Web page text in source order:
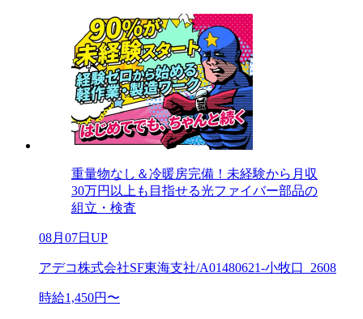
重量物なし＆冷暖房完備！未経験から月収
30万円以上も目指せる光ファイバー部品の
組立・検査
08月07日UP
アデコ株式会社SF東海支社/A01480621-小牧口_2608
時給1,450円〜